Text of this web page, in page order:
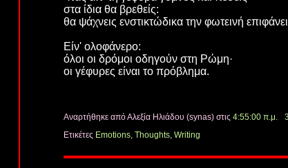
στα ίδια θα βρεθείς:
θα ψάχνεις ενστικτώδικα την φωτεινή
Είν' ολοφάνερο:
όλοι οι δρόμοι οδηγούν στη Ρώμη·
οι γέφυρες είναι το πρόβλημα.
Αναρτήθηκε από Αλεξία Ηλιάδου (synas) στις 4:55:00 π.μ.
Ετικέτες Emotions, Thoughts, Writing